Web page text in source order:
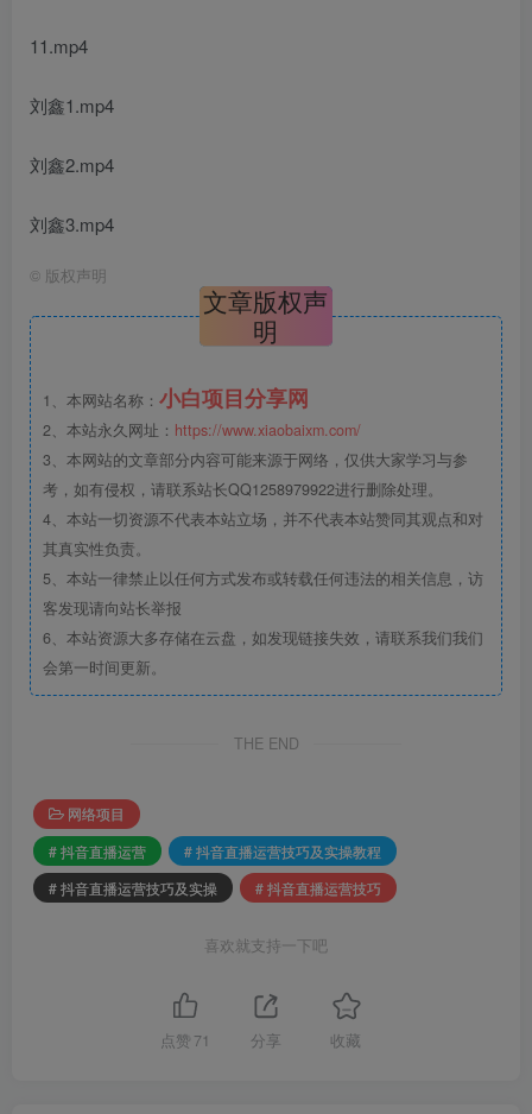
11.mp4
刘鑫1.mp4
刘鑫2.mp4
刘鑫3.mp4
© 版权声明
文章版权声
明
1、本网站名称： 小白项目分享网
2、本站永久网址： https://www.xiaobaixm.com/
3、本网站的文章部分内容可能来源于网络，仅供大家学习与参
考，如有侵权，请联系站长QQ1258979922进行删除处理。
4、本站一切资源不代表本站立场，并不代表本站赞同其观点和对
其真实性负责。
5、本站一律禁止以任何方式发布或转载任何违法的相关信息，访
客发现请向站长举报
6、本站资源大多存储在云盘，如发现链接失效，请联系我们我们
会第一时间更新。
THE END
网络项目
# 抖音直播运营
# 抖音直播运营技巧及实操教程
# 抖音直播运营技巧及实操
# 抖音直播运营技巧
喜欢就支持一下吧
点赞 71 分享 收藏